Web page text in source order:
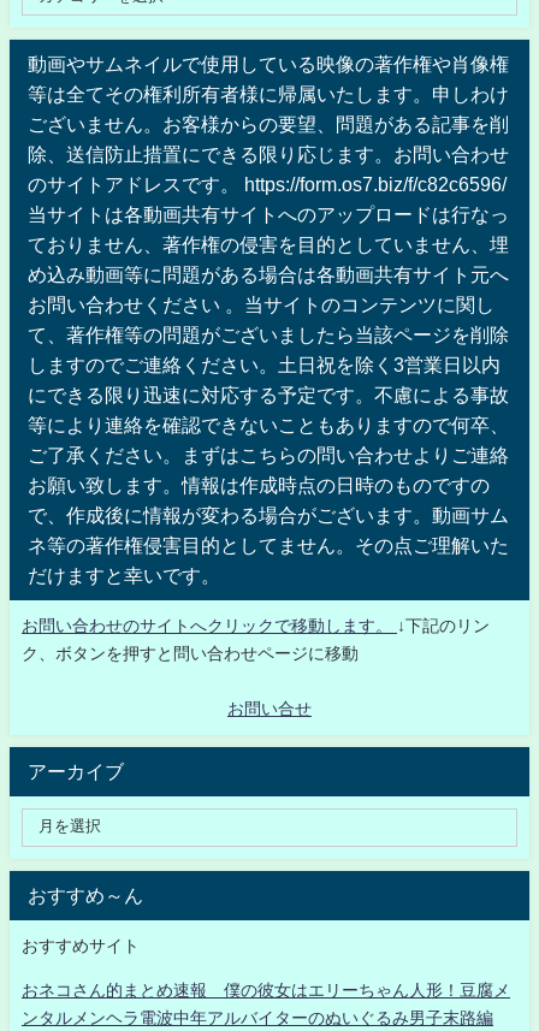
動画やサムネイルで使用している映像の著作権や肖像権
等は全てその権利所有者様に帰属いたします。申しわけ
ございません。お客様からの要望、問題がある記事を削
除、送信防止措置にできる限り応じます。お問い合わせ
のサイトアドレスです。 https://form.os7.biz/f/c82c6596/
当サイトは各動画共有サイトへのアップロードは行なっ
ておりません、著作権の侵害を目的としていません、埋
め込み動画等に問題がある場合は各動画共有サイト元へ
お問い合わせください 。当サイトのコンテンツに関し
て、著作権等の問題がございましたら当該ページを削除
しますのでご連絡ください。土日祝を除く3営業日以内
にできる限り迅速に対応する予定です。不慮による事故
等により連絡を確認できないこともありますので何卒、
ご了承ください。まずはこちらの問い合わせよりご連絡
お願い致します。情報は作成時点の日時のものですの
で、作成後に情報が変わる場合がございます。動画サム
ネ等の著作権侵害目的としてません。その点ご理解いた
だけますと幸いです。
お問い合わせのサイトへクリックで移動します。
↓下記のリン
ク、ボタンを押すと問い合わせページに移動
お問い合せ
アーカイブ
おすすめ～ん
おすすめサイト
おネコさん的まとめ速報 僕の彼女はエリーちゃん人形！豆腐メ
ンタルメンヘラ電波中年アルバイターのぬいぐるみ男子末路編